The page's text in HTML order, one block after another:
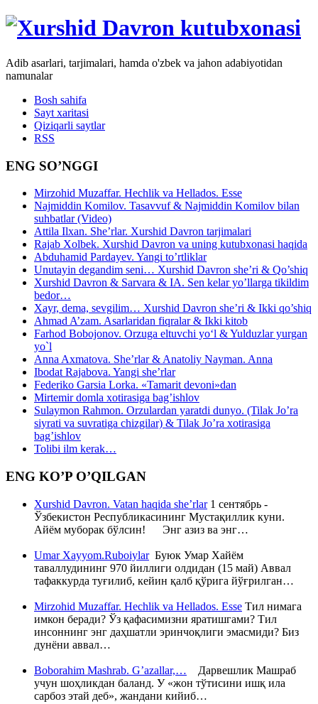
Adib asarlari, tarjimalari, hamda o'zbek va jahon adabiyotidan
namunalar
Bosh sahifa
Sayt xaritasi
Qiziqarli saytlar
RSS
ENG SO’NGGI
Mirzohid Muzaffar. Hechlik va Hellados. Esse
Najmiddin Komilov. Tasavvuf & Najmiddin Komilov bilan
suhbatlar (Video)
Attila Ilxan. She’rlar. Xurshid Davron tarjimalari
Rajab Xolbek. Xurshid Davron va uning kutubxonasi haqida
Abduhamid Pardayev. Yangi to’rtliklar
Unutayin degandim seni… Xurshid Davron she’ri & Qo’shiq
Xurshid Davron & Sarvara & IA. Sen kelar yo’llarga tikildim
bedor…
Xayr, dema, sevgilim… Xurshid Davron she’ri & Ikki qo’shiq
Ahmad A’zam. Asarlaridan fiqralar & Ikki kitob
Farhod Bobojonov. Orzuga eltuvchi yo‘l & Yulduzlar yurgan
yo`l
Anna Axmatova. She’rlar & Anatoliy Nayman. Anna
Ibodat Rajabova. Yangi she’rlar
Federiko Garsia Lorka. «Tamarit devoni»dan
Mirtemir domla xotirasiga bag’ishlov
Sulaymon Rahmon. Orzulardan yaratdi dunyo. (Tilak Jo’ra
siyrati va suvratiga chizgilar) & Tilak Jo’ra xotirasiga
bag’ishlov
Tolibi ilm kerak…
ENG KO’P O’QILGAN
Xurshid Davron. Vatan haqida she’rlar1 сентябрь -
Ўзбекистон Республикасининг Мустақиллик куни.
Айём муборак бўлсин! Энг азиз ва энг…
Umar Xayyom.RuboiylarБуюк Умар Хайём
таваллудининг 970 йиллиги олдидан (15 май) Аввал
тафаккурда туғилиб, кейин қалб қўрига йўғрилган…
Mirzohid Muzaffar. Hechlik va Hellados. Esse Тил нимага
имкон беради? Ўз қафасимизни яратишгами? Тил
инсоннинг энг даҳшатли эринчоқлиги эмасмиди? Биз
дунёни аввал…
Boborahim Mashrab. G’azallar,… Дарвешлик Машраб
учун шоҳликдан баланд. У «жон тўтисини ишқ ила
сарбоз этай деб», жандани кийиб…